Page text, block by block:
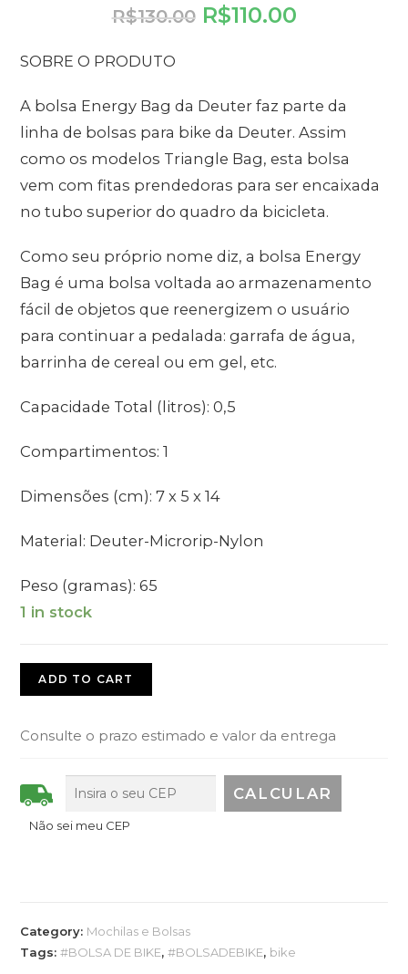
R$130.00 R$110.00
SOBRE O PRODUTO
A bolsa Energy Bag da Deuter faz parte da
linha de bolsas para bike da Deuter. Assim
como os modelos Triangle Bag, esta bolsa
vem com fitas prendedoras para ser encaixada
no tubo superior do quadro da bicicleta.
Como seu próprio nome diz, a bolsa Energy
Bag é uma bolsa voltada ao armazenamento
fácil de objetos que reenergizem o usuário
para continuar a pedalada: garrafa de água,
barrinha de cereal ou em gel, etc.
Capacidade Total (litros): 0,5
Compartimentos: 1
Dimensões (cm): 7 x 5 x 14
Material: Deuter-Microrip-Nylon
Peso (gramas): 65
1 in stock
ADD TO CART
Consulte o prazo estimado e valor da entrega
Não sei meu CEP
Category: Mochilas e Bolsas
Tags:#BOLSA DE BIKE,#BOLSADEBIKE, bike